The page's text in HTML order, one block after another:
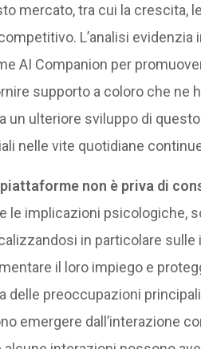
mercato, tra cui la crescita,
L’analisi
AI Companion per
supporto a coloro che ne
un ulteriore sviluppo di
nelle vite quotidiane
non è priva di
le implicazioni psicologiche,
in particolare
il loro impiego e
delle preoccupazioni
emergere dall’interazione